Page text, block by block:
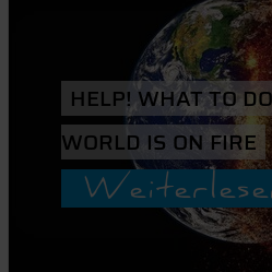
HELP! WHAT TO
WORLD IS ON FIRE